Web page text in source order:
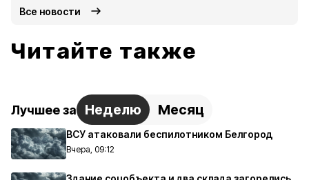
Все новости
Читайте также
Лучшее за Неделю Месяц
ВСУ атаковали беспилотником Белгород
Вчера, 09:12